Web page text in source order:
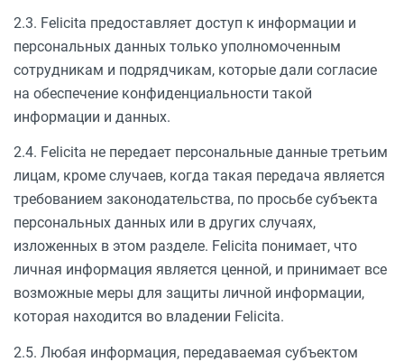
2.3. Felicita предоставляет доступ к информации и
персональных данных только уполномоченным
сотрудникам и подрядчикам, которые дали согласие
на обеспечение конфиденциальности такой
информации и данных.
2.4. Felicita не передает персональные данные третьим
лицам, кроме случаев, когда такая передача является
требованием законодательства, по просьбе субъекта
персональных данных или в других случаях,
изложенных в этом разделе. Felicita понимает, что
личная информация является ценной, и принимает все
возможные меры для защиты личной информации,
которая находится во владении Felicita.
2.5. Любая информация, передаваемая субъектом